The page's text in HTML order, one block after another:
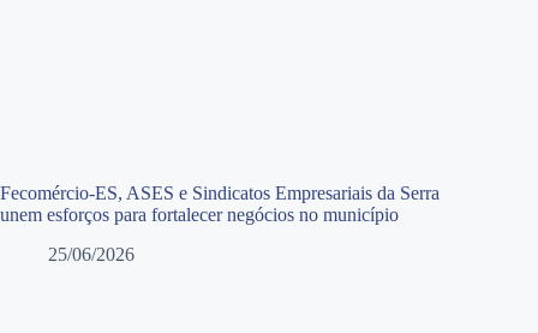
Fecomércio-ES, ASES e Sindicatos Empresariais da Serra
unem esforços para fortalecer negócios no município
25/06/2026